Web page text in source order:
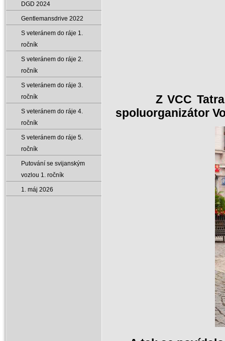
Z VCC Tatra
spoluorganizátor
DGD 2024
Gentlemansdrive 2022
S veteránem do ráje 1.
ročník
S veteránem do ráje 2.
ročník
S veteránem do ráje 3.
ročník
S veteránem do ráje 4.
ročník
S veteránem do ráje 5.
ročník
Putování se svijanským
vozlou 1. ročník
1. máj 2026